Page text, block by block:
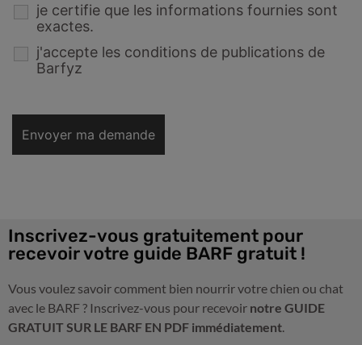
je certifie que les informations fournies sont
exactes.
j'accepte les conditions de publications de
Barfyz
Inscrivez-vous gratuitement pour
recevoir votre guide BARF gratuit !
Vous voulez savoir comment bien nourrir votre chien ou chat
avec le BARF ? Inscrivez-vous pour recevoir notre GUIDE
GRATUIT SUR LE BARF EN PDF immédiatement.